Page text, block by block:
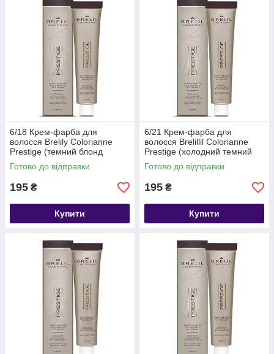
6/18 Крем-фарба для
волосся Brelily Colorianne
Prestige (темний блонд
шокоайс), 100 мл
Готово до відправки
195 ₴
Купити
6/21 Крем-фарба для
волосся Brelillil Colorianne
Prestige (холодний темний
блондин), 100 мл
Готово до відправки
195 ₴
Купити